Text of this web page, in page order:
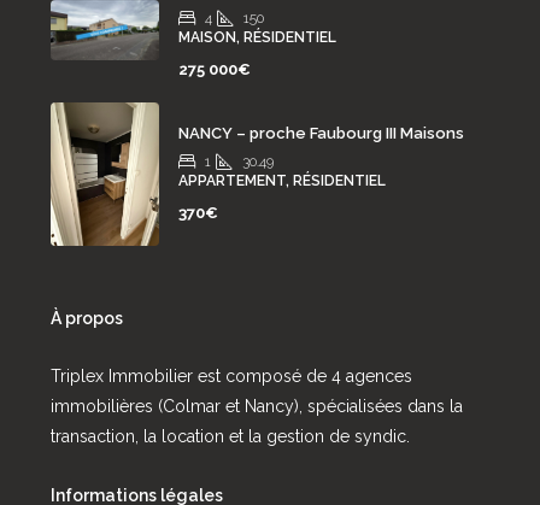
4
150
MAISON, RÉSIDENTIEL
275 000€
NANCY – proche Faubourg III Maisons
1
30.49
APPARTEMENT, RÉSIDENTIEL
370€
À propos
Triplex Immobilier est composé de 4 agences
immobilières (Colmar et Nancy), spécialisées dans la
transaction, la location et la gestion de syndic.
Informations légales